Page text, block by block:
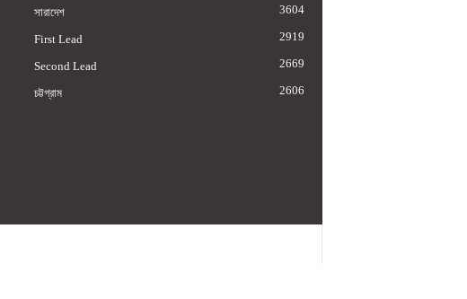
সারাদেশ 3604
First Lead 2919
Second Lead 2669
চট্টগ্রাম 2606